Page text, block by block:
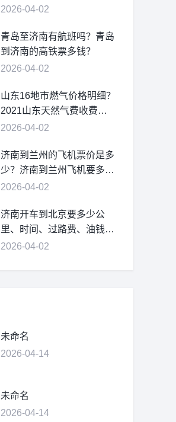
少？
2026-04-02
青岛至济南有航班吗？青岛
到济南的高铁票多钱？
2026-04-02
山东16地市燃气价格明细？
2021山东天然气费收费标
准？
2026-04-02
济南到兰州的飞机票价是多
少？济南到兰州飞机要多
久？
2026-04-02
济南开车到北京要多少公
里、时间、过路费、油钱？
济南到北京多少公里？
2026-04-02
未命名
2026-04-14
未命名
2026-04-14